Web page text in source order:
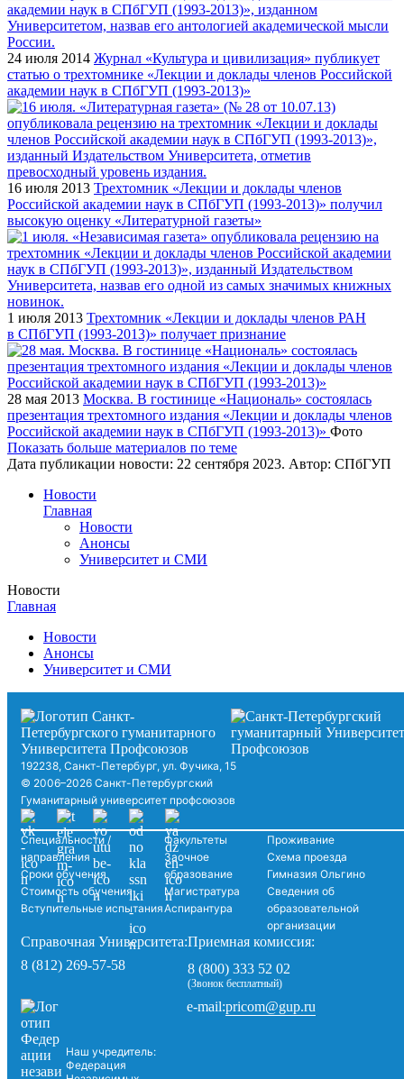
24 июля 2014 Журнал «Культура и цивилизация» публикует
статью о трехтомнике «Лекции и доклады членов Российской
академии наук в СПбГУП (1993-2013)»
16 июля 2013 Трехтомник «Лекции и доклады членов
Российской академии наук в СПбГУП (1993-2013)» получил
высокую оценку «Литературной газеты»
1 июля 2013 Трехтомник «Лекции и доклады членов РАН
в СПбГУП (1993-2013)» получает признание
28 мая 2013 Москва. В гостинице «Националь» состоялась
презентация трехтомного издания «Лекции и доклады членов
Российской академии наук в СПбГУП (1993-2013)» Фото
Показать больше материалов по теме
Дата публикации новости: 22 сентября 2023. Автор: СПбГУП
Новости
Главная
Новости
Анонсы
Университет и СМИ
Новости
Главная
Новости
Анонсы
Университет и СМИ
192238, Санкт-Петербург, ул. Фучика, 15
© 2006–2026 Санкт-Петербургский
Гуманитарный университет профсоюзов
Специальности /
направления
Сроки обучения
Стоимость обучения
Вступительные испытания
Факультеты
Заочное
образование
Магистратура
Аспирантура
Проживание
Схема проезда
Гимназия Ольгино
Сведения об
образовательной
организации
Справочная Университета:
8 (812) 269-57-58
Приемная комиссия:
8 (800) 333 52 02
(Звонок бесплатный)
Наш учредитель:
Федерация
e-mail:pricom@gup.ru